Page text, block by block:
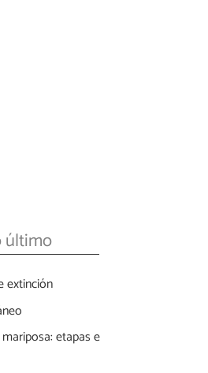
último
extinción
etapas e